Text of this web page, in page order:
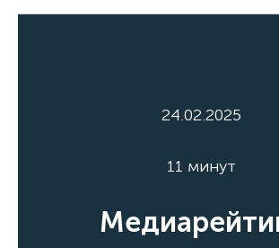
24.02.2025
11 минут